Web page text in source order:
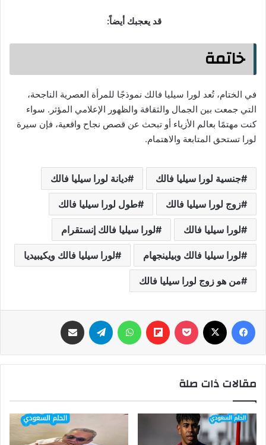
قد يعجبك أيضاً:
خاتمة
في الختام، تُعد لورا سيليا فالك نموذجًا للمرأة العصرية الناجحة،
التي جمعت بين الجمال والثقافة والظهور الإعلامي المؤثر. سواء
كنت مهتمًا بعالم الأزياء أو تبحث عن قصص نجاح واقعية، فإن سيرة
لورا تستحق المتابعة والاهتمام.
جنسية لورا سيليا فالك ديانة لورا سيليا فالك
زوج لورا سيليا فالك طول لورا سيليا فالك
لورا سيليا فالك لورا سيليا فالك إنستقرام
لورا سيليا فالك وبيلينجهام لورا سيليا فالك ويكيبيديا
من هو زوج لورا سيليا فالك
فيسبوك ‫Pocket
Flipboard واتساب تيلقرام
مقالات ذات صلة